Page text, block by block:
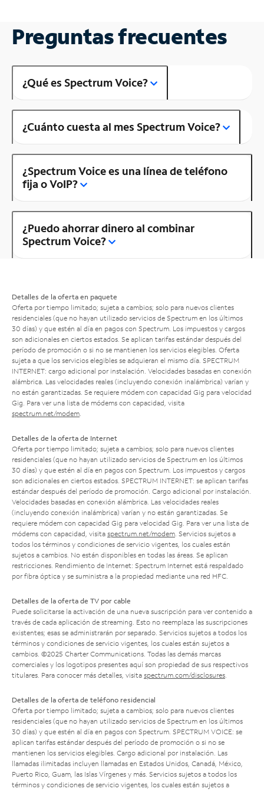
Preguntas frecuentes
¿Qué es Spectrum Voice?
¿Cuánto cuesta al mes Spectrum Voice?
¿Spectrum Voice es una línea de teléfono
fija o VoIP?
¿Puedo ahorrar dinero al combinar
Spectrum Voice?
Detalles de la oferta en paquete
Oferta por tiempo limitado; sujeta a cambios; solo para nuevos clientes
residenciales (que no hayan utilizado servicios de Spectrum en los últimos
30 días) y que estén al día en pagos con Spectrum. Los impuestos y cargos
son adicionales en ciertos estados. Se aplican tarifas estándar después del
período de promoción o si no se mantienen los servicios elegibles. Oferta
sujeta a que los servicios elegibles se adquieran el mismo día. SPECTRUM
INTERNET: cargo adicional por instalación. Velocidades basadas en conexión
alámbrica. Las velocidades reales (incluyendo conexión inalámbrica) varían y
no están garantizadas. Se requiere módem con capacidad Gig para velocidad
Gig. Para ver una lista de módems con capacidad, visita
spectrum.net/modem
Detalles de la oferta de Internet
Oferta por tiempo limitado; sujeta a cambios; solo para nuevos clientes
residenciales (que no hayan utilizado servicios de Spectrum en los últimos
30 días) y que estén al día en pagos con Spectrum. Los impuestos y cargos
son adicionales en ciertos estados. SPECTRUM INTERNET: se aplican tarifas
estándar después del período de promoción. Cargo adicional por instalación.
Velocidades basadas en conexión alámbrica. Las velocidades reales
(incluyendo conexión inalámbrica) varían y no están garantizadas. Se
requiere módem con capacidad Gig para velocidad Gig. Para ver una lista de
módems con capacidad, visita spectrum.net/modem . Servicios sujetos a
todos los términos y condiciones de servicio vigentes, los cuales están
sujetos a cambios. No están disponibles en todas las áreas. Se aplican
restricciones. Rendimiento de Internet: Spectrum Internet está respaldado
por fibra óptica y se suministra a la propiedad mediante una red HFC.
Detalles de la oferta de TV por cable
Puede solicitarse la activación de una nueva suscripción para ver contenido a
través de cada aplicación de streaming. Esto no reemplaza las suscripciones
existentes; esas se administrarán por separado. Servicios sujetos a todos los
términos y condiciones de servicio vigentes, los cuales están sujetos a
cambios. ©2025 Charter Communications. Todas las demás marcas
comerciales y los logotipos presentes aquí son propiedad de sus respectivos
titulares. Para conocer más detalles, visita spectrum.com/disclosures
Detalles de la oferta de teléfono residencial
Oferta por tiempo limitado; sujeta a cambios; solo para nuevos clientes
residenciales (que no hayan utilizado servicios de Spectrum en los últimos
30 días) y que estén al día en pagos con Spectrum. SPECTRUM VOICE: se
aplican tarifas estándar después del período de promoción o si no se
mantienen los servicios elegibles. Cargo adicional por instalación. Las
llamadas ilimitadas incluyen llamadas en Estados Unidos, Canadá, México,
Puerto Rico, Guam, las Islas Vírgenes y más. Servicios sujetos a todos los
términos y condiciones de servicio vigentes, los cuales están sujetos a